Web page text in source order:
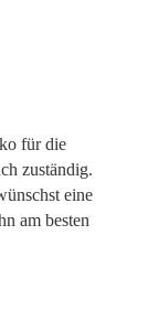
für die
zuständig.
eine
am besten